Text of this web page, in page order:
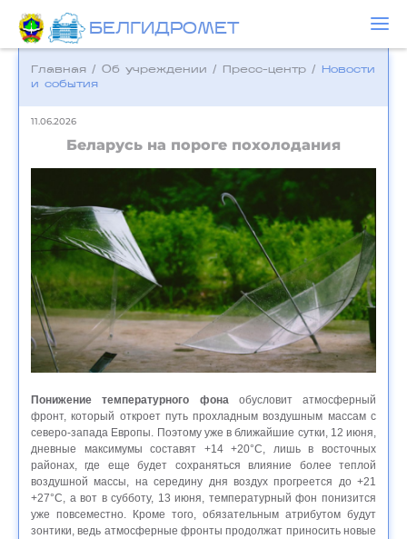
БЕЛГИДРОМЕТ
Главная / Об учреждении / Пресс-центр /
Новости
и события
11.06.2026
Беларусь на пороге похолодания
Понижение температурного фонаобусловит атмосферный
фронт, который откроет путь прохладным воздушным массам с
северо-запада Европы. Поэтому уже в ближайшие сутки, 12 июня,
дневные максимумы составят +14 +20°С, лишь в восточных
районах, где еще будет сохраняться влияние более теплой
воздушной массы, на середину дня воздух прогреется до +21
+27°С, а вот в субботу, 13 июня, температурный фон понизится
уже повсеместно. Кроме того, обязательным атрибутом будут
зонтики, ведь атмосферные фронты продолжат приносить новые